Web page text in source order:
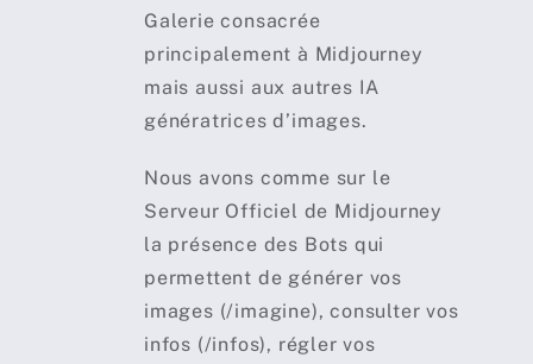
Galerie consacrée
principalement à Midjourney
mais aussi aux autres IA
génératrices d’images.
Nous avons comme sur le
Serveur Officiel de Midjourney
la présence des Bots qui
permettent de générer vos
images (/imagine), consulter vos
infos (/infos), régler vos